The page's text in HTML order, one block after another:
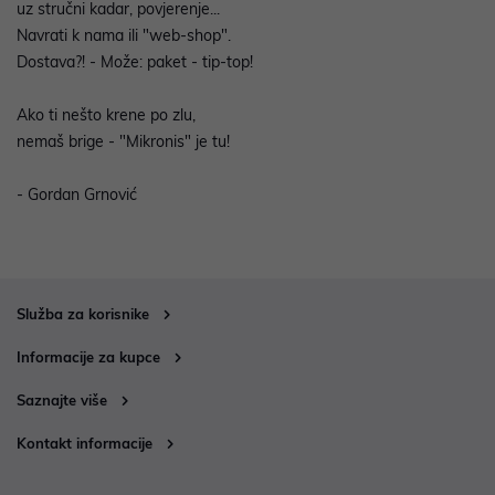
uz stručni kadar, povjerenje...
Navrati k nama ili "web-shop".
Dostava?! - Može: paket - tip-top!
Ako ti nešto krene po zlu,
nemaš brige - "Mikronis" je tu!
- Gordan Grnović
Služba za korisnike
Informacije za kupce
Saznajte više
Kontakt informacije